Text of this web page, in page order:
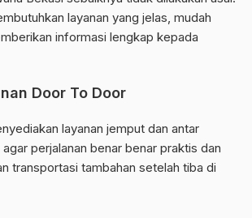
layanan yang jelas, mudah
informasi lengkap kepada
Door To Door
layanan jemput dan antar
perjalanan benar benar praktis dan
transportasi tambahan setelah tiba di